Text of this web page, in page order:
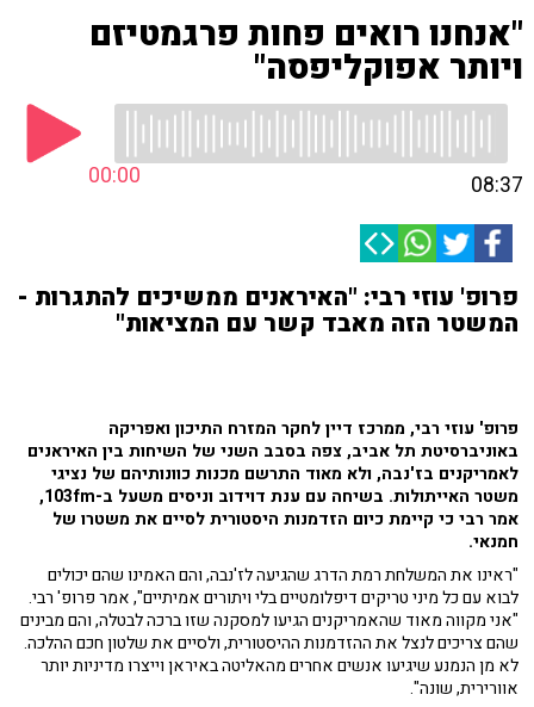
"אנחנו רואים פחות פרגמטיזם
ויותר אפוקליפסה"
00:00 08:37
פרופ' עוזי רבי: "האיראנים ממשיכים להתגרות -
המשטר הזה מאבד קשר עם המציאות"
פרופ' עוזי רבי, ממרכז דיין לחקר המזרח התיכון ואפריקה
באוניברסיטת תל אביב, צפה בסבב השני של השיחות בין האיראנים
לאמריקנים בז'נבה, ולא מאוד התרשם מכנות כוונותיהם של נציגי
משטר האייתולות. בשיחה עם ענת דוידוב וניסים משעל ב-103fm,
אמר רבי כי קיימת כיום הזדמנות היסטורית לסיים את משטרו של
חמנאי.
"ראינו את המשלחת רמת הדרג שהגיעה לז'נבה, והם האמינו שהם יכולים
לבוא עם כל מיני טריקים דיפלומטיים בלי ויתורים אמיתיים", אמר פרופ' רבי.
"אני מקווה מאוד שהאמריקנים הגיעו למסקנה שזו ברכה לבטלה, והם מבינים
שהם צריכים לנצל את ההזדמנות ההיסטורית, ולסיים את שלטון חכם ההלכה.
לא מן הנמנע שיגיעו אנשים אחרים מהאליטה באיראן וייצרו מדיניות יותר
אוורירית, שונה".